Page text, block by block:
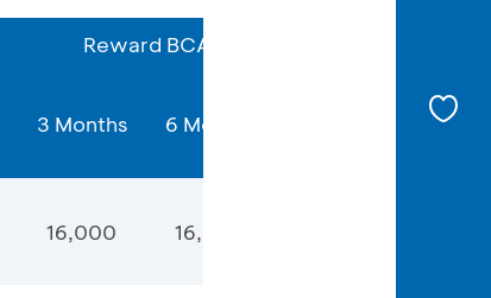
Reward BCA
3 Months 6 Months
16,000 16,000